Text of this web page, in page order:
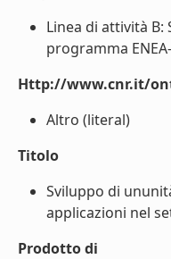
Linea di attività
programma
Http://www.cnr.it/
Altro (literal)
Titolo
Sviluppo di
applicazioni nel
Prodotto di